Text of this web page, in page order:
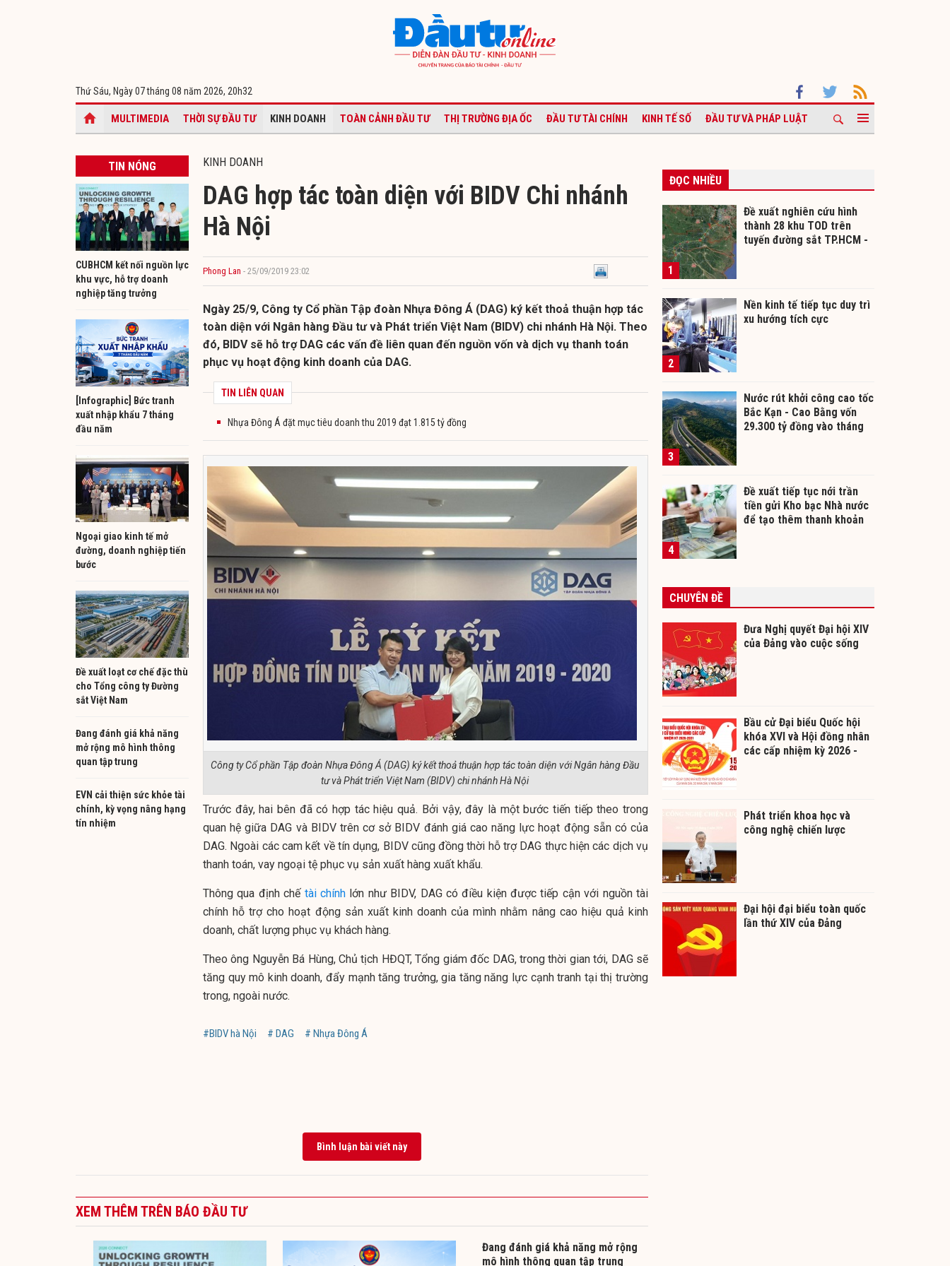
Thứ Sáu, Ngày 07 tháng 08 năm 2026, 20h32
MULTIMEDIA THỜI SỰ ĐẦU TƯ KINH DOANH TOÀN CẢNH ĐẦU TƯ THỊ TRƯỜNG ĐỊA ỐC ĐẦU TƯ TÀI CHÍNH KINH TẾ SỐ ĐẦU TƯ VÀ PHÁP LUẬT
TIN NÓNG
CUBHCM kết nối nguồn lực
khu vực, hỗ trợ doanh
nghiệp tăng trưởng
[Infographic] Bức tranh
xuất nhập khẩu 7 tháng
đầu năm
Ngoại giao kinh tế mở
đường, doanh nghiệp tiến
bước
Đề xuất loạt cơ chế đặc thù
cho Tổng công ty Đường
sắt Việt Nam
Đang đánh giá khả năng
mở rộng mô hình thông
quan tập trung
EVN cải thiện sức khỏe tài
chính, kỳ vọng nâng hạng
tín nhiệm
KINH DOANH
DAG hợp tác toàn diện với BIDV Chi nhánh
Hà Nội
Phong Lan - 25/09/2019 23:02
Ngày 25/9, Công ty Cổ phần Tập đoàn Nhựa Đông Á (DAG) ký kết thoả thuận hợp tác
toàn diện với Ngân hàng Đầu tư và Phát triển Việt Nam (BIDV) chi nhánh Hà Nội. Theo
đó, BIDV sẽ hỗ trợ DAG các vấn đề liên quan đến nguồn vốn và dịch vụ thanh toán
phục vụ hoạt động kinh doanh của DAG.
TIN LIÊN QUAN
Nhựa Đông Á đặt mục tiêu doanh thu 2019 đạt 1.815 tỷ đồng
Công ty Cổ phần Tập đoàn Nhựa Đông Á (DAG) ký kết thoả thuận hợp tác toàn diện với Ngân hàng Đầu
tư và Phát triển Việt Nam (BIDV) chi nhánh Hà Nội
Trước đây, hai bên đã có hợp tác hiệu quả. Bởi vậy, đây là một bước tiến tiếp theo trong
quan hệ giữa DAG và BIDV trên cơ sở BIDV đánh giá cao năng lực hoạt động sẵn có của
DAG. Ngoài các cam kết về tín dụng, BIDV cũng đồng thời hỗ trợ DAG thực hiện các dịch vụ
thanh toán, vay ngoại tệ phục vụ sản xuất hàng xuất khẩu.
Thông qua định chế tài chínhlớn như BIDV, DAG có điều kiện được tiếp cận với nguồn tài
chính hỗ trợ cho hoạt động sản xuất kinh doanh của mình nhằm nâng cao hiệu quả kinh
doanh, chất lượng phục vụ khách hàng.
Theo ông Nguyễn Bá Hùng, Chủ tịch HĐQT, Tổng giám đốc DAG, trong thời gian tới, DAG sẽ
tăng quy mô kinh doanh, đẩy mạnh tăng trưởng, gia tăng năng lực cạnh tranh tại thị trường
trong, ngoài nước.
#BIDV hà Nội # DAG # Nhựa Đông Á
Bình luận bài viết này
XEM THÊM TRÊN BÁO ĐẦU TƯ
Đang đánh giá khả năng mở rộng
mô hình thông quan tập trung
ĐỌC NHIỀU
1
Đề xuất nghiên cứu hình
thành 28 khu TOD trên
tuyến đường sắt TP.HCM -
2
Nền kinh tế tiếp tục duy trì
xu hướng tích cực
3
Nước rút khởi công cao tốc
Bắc Kạn - Cao Bằng vốn
29.300 tỷ đồng vào tháng
4
Đề xuất tiếp tục nới trần
tiền gửi Kho bạc Nhà nước
để tạo thêm thanh khoản
CHUYÊN ĐỀ
Đưa Nghị quyết Đại hội XIV
của Đảng vào cuộc sống
Bầu cử Đại biểu Quốc hội
khóa XVI và Hội đồng nhân
các cấp nhiệm kỳ 2026 -
Phát triển khoa học và
công nghệ chiến lược
Đại hội đại biểu toàn quốc
lần thứ XIV của Đảng